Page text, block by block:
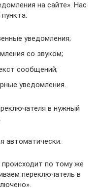
на сайте». Нас
уведомления;
со звуком;
сообщений;
уведомления.
в нужный
автоматически.
по тому же
переключатель в